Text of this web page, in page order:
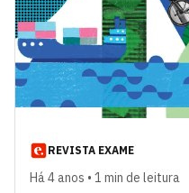
REVISTA EXAME
Há 4 anos • 1 min de leitura